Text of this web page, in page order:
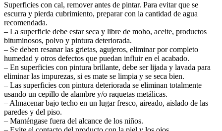
Superficies con cal, remover antes de pintar. Para evitar que se
escurra y pierda cubrimiento, preparar con la cantidad de agua
recomendada.
– La superficie debe estar seca y libre de moho, aceite, productos
bituminosos, polvo y pintura deteriorada.
– Se deben resanar las grietas, agujeros, eliminar por completo
humedad y otros defectos que puedan influir en el acabado.
– En superficies con pintura brillante, debe ser lijada y lavada para
eliminar las impurezas, si es mate se limpia y se seca bien.
– Las superficies con pintura deteriorada se eliminan totalmente
usando un cepillo de alambre y/o raquetas metálicas.
– Almacenar bajo techo en un lugar fresco, aireado, aislado de las
paredes y del piso.
– Manténgase fuera del alcance de los niños.